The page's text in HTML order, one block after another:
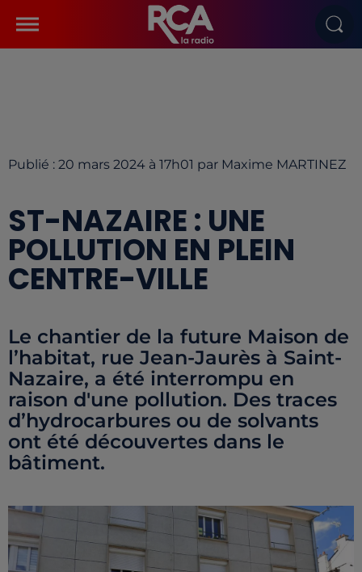
Publié : 20 mars 2024 à 17h01 par Maxime MARTINEZ
ST-NAZAIRE : UNE
POLLUTION EN PLEIN
CENTRE-VILLE
Le chantier de la future Maison de
l’habitat, rue Jean-Jaurès à Saint-
Nazaire, a été interrompu en
raison d'une pollution. Des traces
d’hydrocarbures ou de solvants
ont été découvertes dans le
bâtiment.